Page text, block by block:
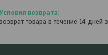
возврат товара в течение 14 дней